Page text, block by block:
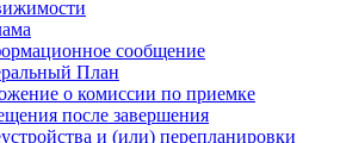
сообщение
План
о комиссии по приемке
после завершения
и (или) перепланировки